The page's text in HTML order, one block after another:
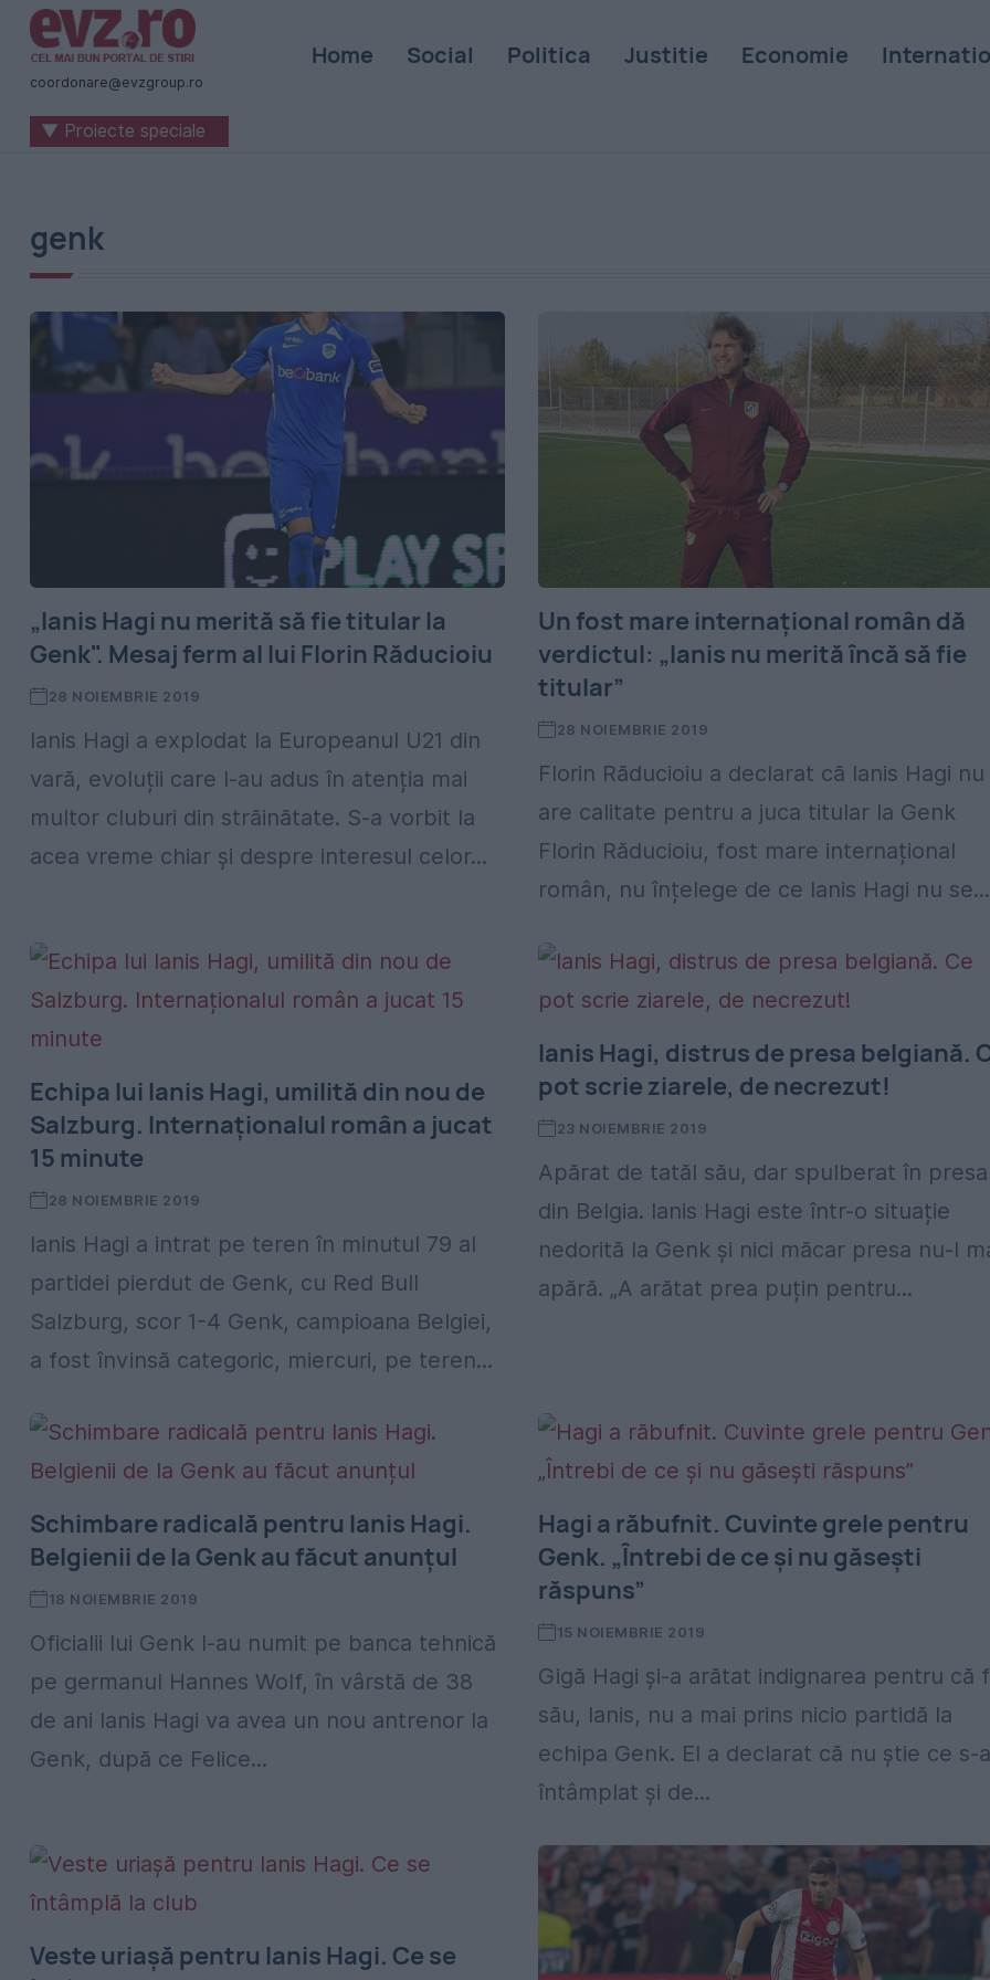
Știri
naționale
internaționale
România
-
coordonare@evzgroup.ro
Home Social Politica Justitie Economie
▼ Proiecte speciale
genk
„Ianis Hagi nu merită să fie titular la
Genk". Mesaj ferm al lui Florin Răducioiu
28 NOIEMBRIE 2019
Ianis Hagi a explodat la Europeanul U21 din
vară, evoluții care l-au adus în atenția mai
multor cluburi din străinătate. S-a vorbit la
acea vreme chiar și despre interesul celor...
Un fost mare internațional român dă
verdictul: „Ianis nu merită încă să fie
titular”
28 NOIEMBRIE 2019
Florin Răducioiu a declarat că Ianis Hagi nu
are calitate pentru a juca titular la Genk
Florin Răducioiu, fost mare internațional
român, nu înțelege de ce Ianis Hagi nu se...
Echipa lui Ianis Hagi, umilită din nou de
Salzburg. Internaționalul român a jucat
15 minute
28 NOIEMBRIE 2019
Ianis Hagi a intrat pe teren în minutul 79 al
partidei pierdut de Genk, cu Red Bull
Salzburg, scor 1-4 Genk, campioana Belgiei,
a fost învinsă categoric, miercuri, pe teren...
Ianis Hagi, distrus de presa belgiană.
pot scrie ziarele, de necrezut!
23 NOIEMBRIE 2019
Apărat de tatăl său, dar spulberat în presa
din Belgia. Ianis Hagi este într-o situație
nedorită la Genk și nici măcar presa nu-l
apără. „A arătat prea puțin pentru...
Schimbare radicală pentru Ianis Hagi.
Belgienii de la Genk au făcut anunțul
18 NOIEMBRIE 2019
Oficialii lui Genk l-au numit pe banca tehnică
pe germanul Hannes Wolf, în vârstă de 38
de ani Ianis Hagi va avea un nou antrenor la
Genk, după ce Felice...
Hagi a răbufnit. Cuvinte grele pentru
Genk. „Întrebi de ce și nu găsești
răspuns”
15 NOIEMBRIE 2019
Gigă Hagi și-a arătat indignarea pentru că
său, Ianis, nu a mai prins nicio partidă la
echipa Genk. El a declarat că nu știe ce s-a
întâmplat și de...
Veste uriașă pentru Ianis Hagi. Ce se